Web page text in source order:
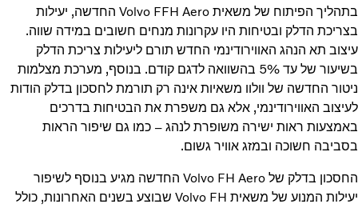
בתהליך הפיתוח של משאית Volvo FFH Aero החדשה, יעילות
בצריכת הדלק ובטיחות היו עקרונות מנחים חשובים במידה שווה.
עיצוב תא הנהג האווירודינמי החדש תורם ליעילות צריכת הדלק
בשיעור של עד 5% בהשוואה לדגם קודם. בנוסף, מערכת מצלמות
ניטור החדשה של וולוו משאיות אינה רק תורמת לחסכון בדלק הודות
לעיצוב האווירודינמי, אלא גם משפרת את הבטיחות בדרכים
באמצעות ראות ישירה משופרת לנהג – כמו גם שיפור הראות
בסביבה חשוכה ובמזג אוויר גשום.
החסכון בדלק של Volvo FH Aero החדשה מגיע בנוסף לשיפור
יעילות המנוע של משאית Volvo FH שבוצע בשנים האחרונות, כולל